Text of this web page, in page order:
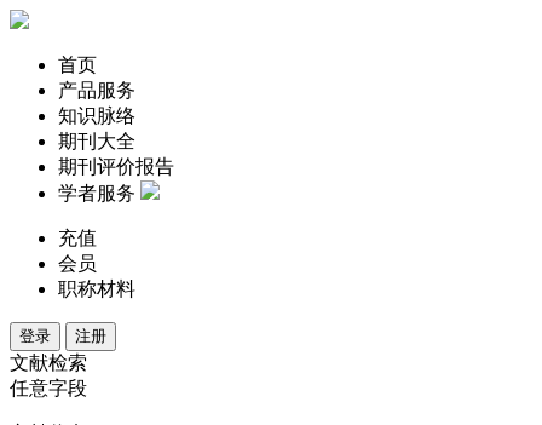
首页
产品服务
知识脉络
期刊大全
期刊评价报告
学者服务
充值
会员
职称材料
登录 注册
文献检索
任意字段